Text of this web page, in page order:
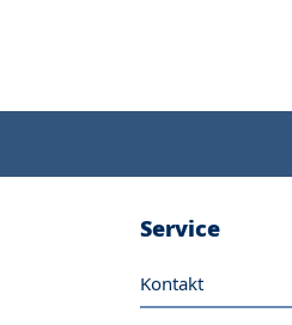
Service
Kontakt